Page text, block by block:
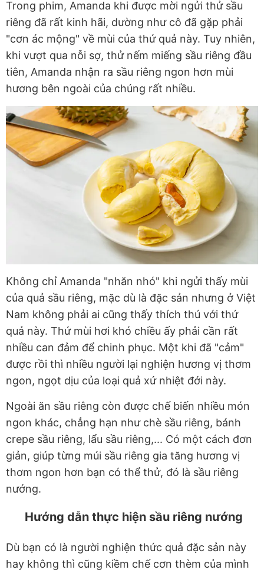
Trong phim, Amanda khi được mời ngửi thử sầu
riêng đã rất kinh hãi, dường như cô đã gặp phải
"cơn ác mộng" về mùi của thứ quả này. Tuy nhiên,
khi vượt qua nỗi sợ, thử nếm miếng sầu riêng đầu
tiên, Amanda nhận ra sầu riêng ngon hơn mùi
hương bên ngoài của chúng rất nhiều.
Không chỉ Amanda "nhăn nhó" khi ngửi thấy mùi
của quả sầu riêng, mặc dù là đặc sản nhưng ở Việt
Nam không phải ai cũng thấy thích thú với thứ
quả này. Thứ mùi hơi khó chiều ấy phải cần rất
nhiều can đảm để chinh phục. Một khi đã "cảm"
được rồi thì nhiều người lại nghiện hương vị thơm
ngon, ngọt dịu của loại quả xứ nhiệt đới này.
Ngoài ăn sầu riêng còn được chế biến nhiều món
ngon khác, chẳng hạn như chè sầu riêng, bánh
crepe sầu riêng, lẩu sầu riêng,... Có một cách đơn
giản, giúp từng múi sầu riêng gia tăng hương vị
thơm ngon hơn bạn có thể thử, đó là sầu riêng
nướng.
Hướng dẫn thực hiện sầu riêng nướng
Dù bạn có là người nghiện thức quả đặc sản này
hay không thì cũng kiềm chế cơn thèm của mình